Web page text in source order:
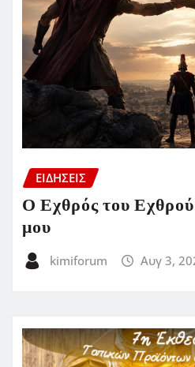
ΕΙΔΗΣΕΙΣ
Ο Εχθρός του Εχθρού
μου
kimiforum Αυγ 3,